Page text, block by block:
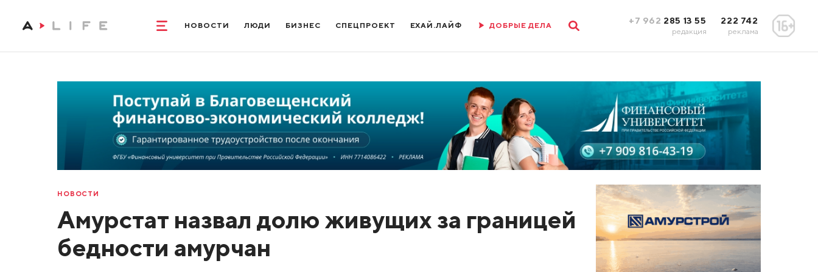
НОВОСТИ ЛЮДИ БИЗНЕС СПЕЦПРОЕКТ ЕХАЙ.ЛАЙФ ДОБРЫЕ ДЕЛА +7 962 285 13 55
редакция
222 742
реклама
НОВОСТИ
Амурстат назвал долю живущих за границей
бедности амурчан